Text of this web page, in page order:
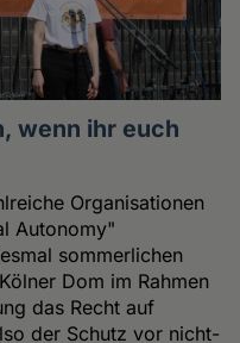
wenn ihr euch
Organisationen
Autonomy"
sommerlichen
Dom im Rahmen
das Recht auf
der Schutz vor nicht-